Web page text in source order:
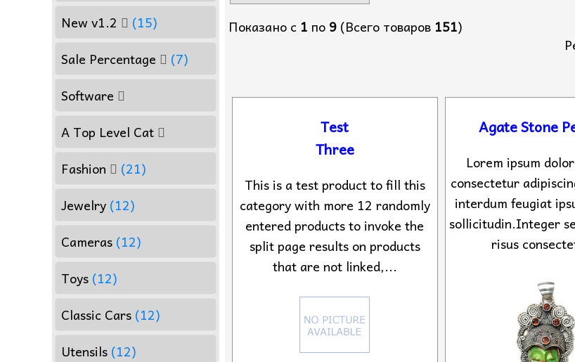
New v1.2
(15)
Sale Percentage
(7)
Software
A Top Level Cat
Fashion
(21)
Jewelry (12)
Cameras (12)
Toys (12)
Classic Cars (12)
Utensils (12)
Показано с 1 по 9(Всего товаров 151)
Test
Three
This is a test product to fill this
category with more 12 randomly
entered products to invoke the
split page results on products
that are not linked,...
Agate Stone
Lorem ipsum
consectetur
interdum feugiat
sollicitudin.Integer
risus